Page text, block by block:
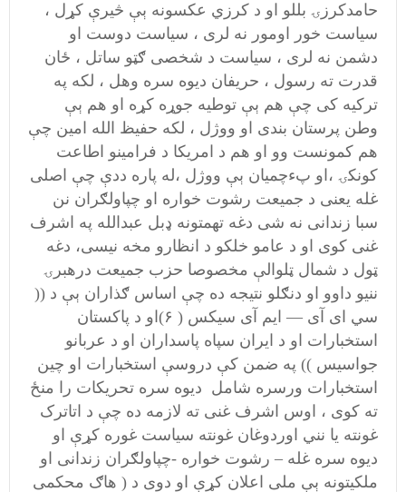
حامدکرزۍ بللو او د کرزي عکسونه ېې څیرې کړل ،
سیاست خور اومور نه لری ، سیاست دوست او
دشمن نه لری ، سیاست د شخصی ګټو ساتل ، ځان
قدرت ته رسول ، حریفان دیوه سره وهل ، لکه په
ترکیه کی چې هم ېې توطیه جوړه کړه او هم ېې
وطن پرستان بندی او ووژل ، لکه حفیظ الله امین چې
هم کمونست وو او هم د امریکا د فرامینو اطاعت
کونکۍ ،او پءچمیان ېې ووژل ،له پاره ددې چې اصلی
غله یعنی د جمیعت رشوت خواره او چپاولګران نن
سبا زندانی نه شی دغه تهمتونه ډبل عبدالله په اشرف
غنی کوی او د عامو خلکو د انظارو مخه نیسی، دغه
ټول د شمال ټلوالې مخصوصا حزب جمیعت درهبرۍ
ننیو داوو او دنګلو نتیجه ده چې اساس ګذاران ېې د ((
سي ای آی — ایم آی سیکس ( ۶)او د پاکستان
استخبارات او د ایران سپاه پاسداران او د عربانو
جواسیس )) په ضمن کې دروسې استخبارات او چین
استخبارات ورسره شامل دیوه سره تحریکات را منځ
ته کوی ، اوس اشرف غنی ته لازمه ده چې د اتاترک
غونته یا نني اوردوغان غونته سیاست غوره کړې او
دیوه سره غله – رشوت خواره -چپاولګران زندانی او
ملکیتونه ېې ملی اعلان کړې او دوی د ( هاګ محکمی